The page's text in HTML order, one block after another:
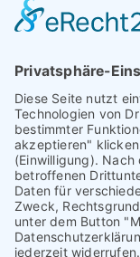
Gewissen
echten
Form für diese